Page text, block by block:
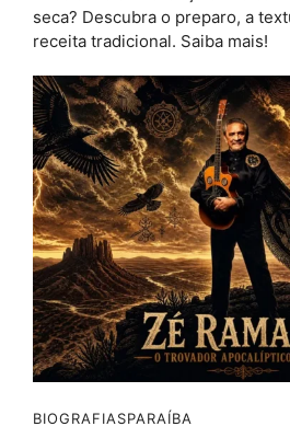
seca? Descubra o preparo, a
receita tradicional. Saiba mais!
BIOGRAFIASPARAÍBA